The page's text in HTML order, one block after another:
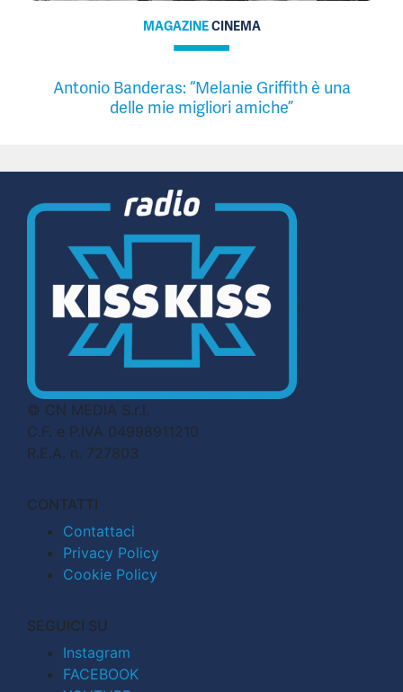
MAGAZINECINEMA
Antonio Banderas: “Melanie Griffith è una
delle mie migliori amiche”
© CN MEDIA S.r.l.
C.F. e P.IVA 04998911210
R.E.A. n. 727803
CONTATTI
Contattaci
Privacy Policy
Cookie Policy
SEGUICI SU
Instagram
FACEBOOK